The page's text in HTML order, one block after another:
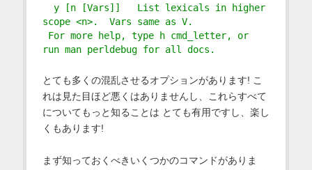
y [n [Vars]]   List lexicals in higher
scope <n>.  Vars same as V.
For more help, type h cmd_letter, or
run man perldebug for all docs.
とても多くの混乱させるオプションがあります! こ
れは見た目ほど悪くはありませんし、これらすべて
についてもっと知ることは とても有用ですし、楽し
くもあります!
まず知っておくべきいくつかのコマンドがありま